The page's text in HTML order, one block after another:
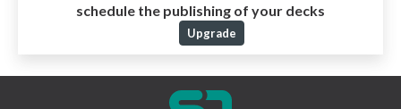
schedule the publishing of your decks
Upgrade